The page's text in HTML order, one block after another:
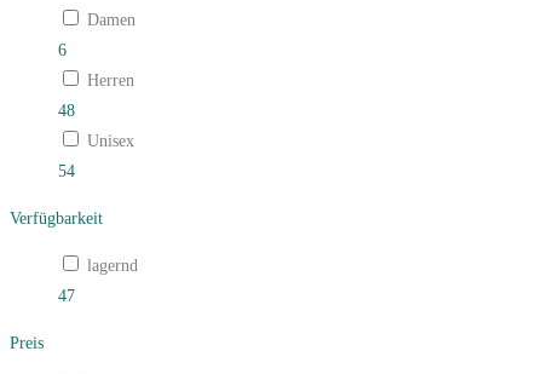
Damen
6
Herren
48
Unisex
54
Verfügbarkeit
lagernd
47
Preis